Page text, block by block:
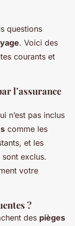
questions
. Voici des
courants et
l’assurance
n’est pas inclus
comme les
et les
exclus.
votre
?
des pièges